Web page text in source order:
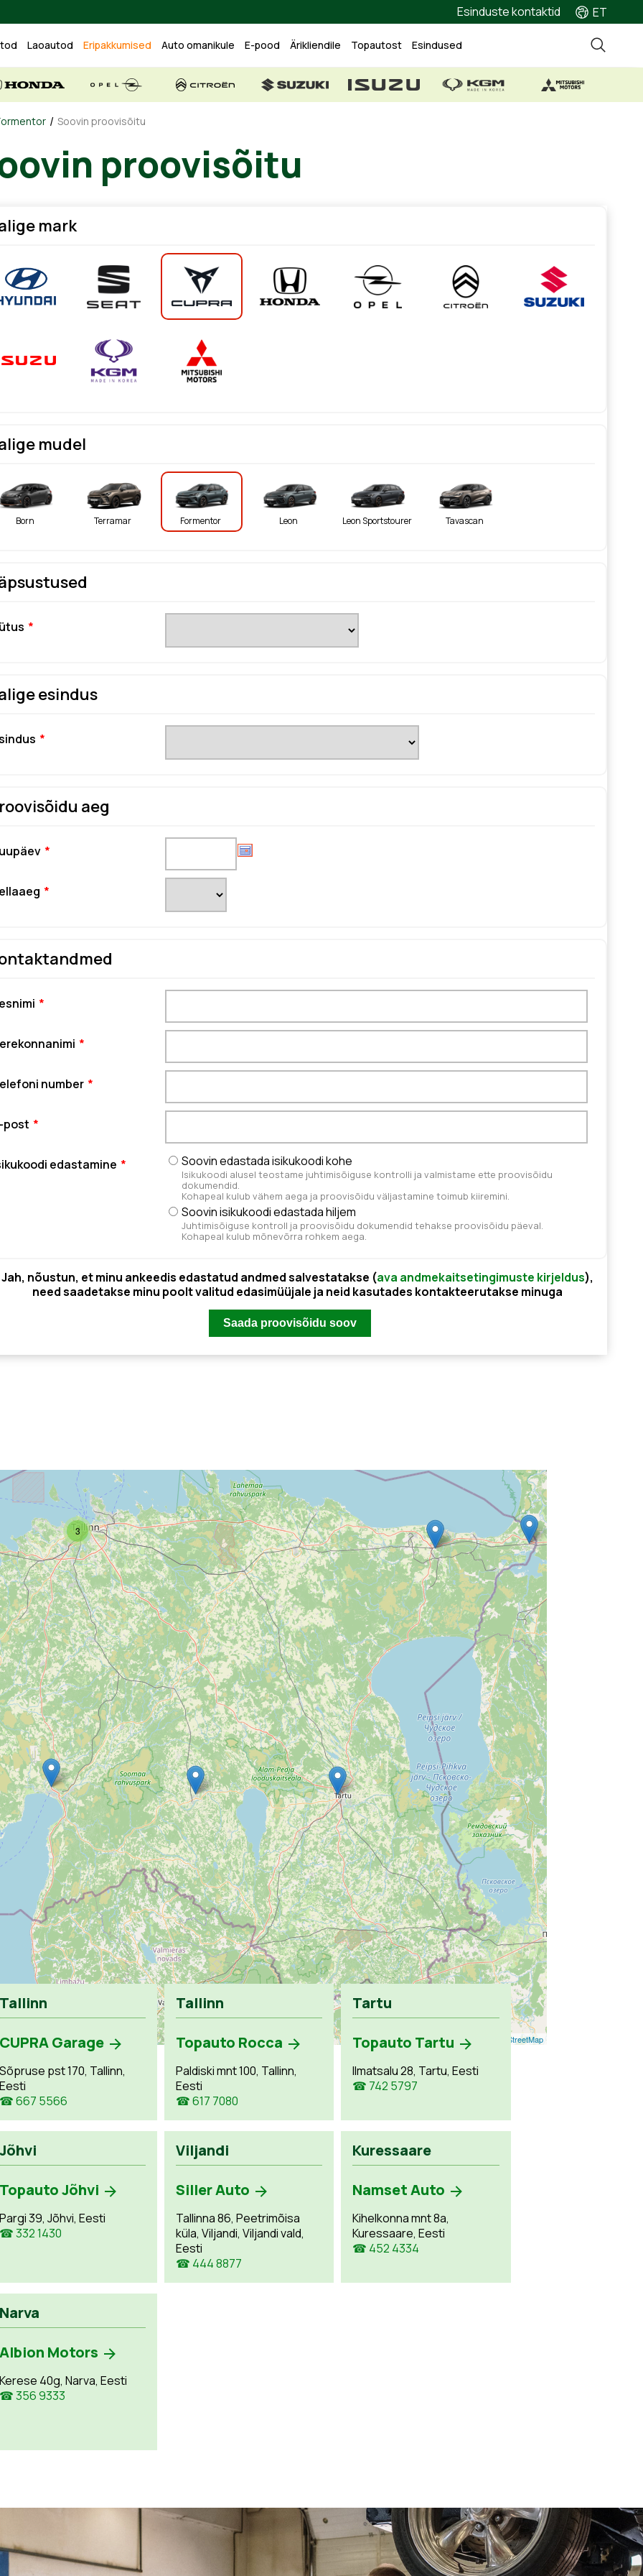
Esinduste kontaktid ET
Laoautod Eripakkumised Auto omanikule E-pood Ärikliendile Topautost Esindused
/ Soovin proovisõitu
proovisõitu
mark
mudel
Born Terramar Formentor Leon Leon Sportstourer Tavascan
esindus
aeg
number
post
edastamine Soovin edastada isikukoodi kohe
Isikukoodi alusel teostame juhtimisõiguse kontrolli ja valmistame ette proovisõidu
dokumendid.
Kohapeal kulub vähem aega ja proovisõidu väljastamine toimub kiiremini.
Soovin isikukoodi edastada hiljem
Juhtimisõiguse kontroll ja proovisõidu dokumendid tehakse proovisõidu päeval.
Kohapeal kulub mõnevõrra rohkem aega.
Jah, nõustun, et minu ankeedis edastatud andmed salvestatakse (ava andmekaitsetingimuste kirjeldus),
need saadetakse minu poolt valitud edasimüüjale ja neid kasutades kontakteerutakse minuga
3
Leaflet OpenStreetMap
Tallinn
CUPRA Garage
Sõpruse pst 170, Tallinn,
Eesti
☎ 667 5566
Tallinn
Topauto Rocca
Paldiski mnt 100, Tallinn,
Eesti
☎ 617 7080
Tartu
Topauto Tartu
Ilmatsalu 28, Tartu, Eesti
☎ 742 5797
Jõhvi
Topauto Jõhvi
Pargi 39, Jõhvi, Eesti
☎ 332 1430
Viljandi
Siller Auto
Tallinna 86, Peetrimõisa
küla, Viljandi, Viljandi vald,
Eesti
☎ 444 8877
Kuressaare
Namset Auto
Kihelkonna mnt 8a,
Kuressaare, Eesti
☎ 452 4334
Narva
Albion Motors
Kerese 40g, Narva, Eesti
☎ 356 9333